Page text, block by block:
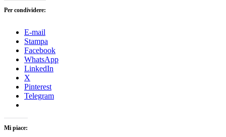
Per condividere:
E-mail
Stampa
Facebook
WhatsApp
LinkedIn
X
Pinterest
Telegram
Mi piace: